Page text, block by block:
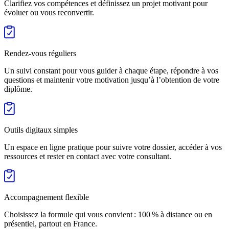
Clarifiez vos compétences et définissez un projet motivant pour
évoluer ou vous reconvertir.
Rendez-vous réguliers
Un suivi constant pour vous guider à chaque étape, répondre à vos
questions et maintenir votre motivation jusqu’à l’obtention de votre
diplôme.
Outils digitaux simples
Un espace en ligne pratique pour suivre votre dossier, accéder à vos
ressources et rester en contact avec votre consultant.
Accompagnement flexible
Choisissez la formule qui vous convient : 100 % à distance ou en
présentiel, partout en France.